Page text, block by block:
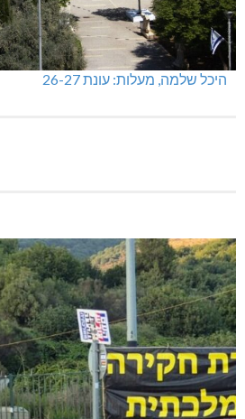
היכל שלמה, מעלות: עונת 26-27